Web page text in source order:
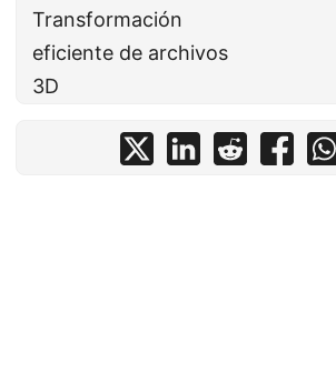
Transformación
eficiente de archivos
3D